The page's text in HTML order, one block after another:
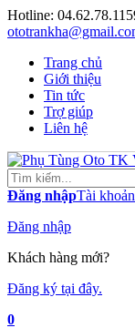
Hotline:
Trang chủ
Giới thiệu
Tin tức
Trợ giúp
Liên hệ
Đăng nhậpTài
Đăng nhập
Khách hàng mới?
Đăng ký tại đây.
0